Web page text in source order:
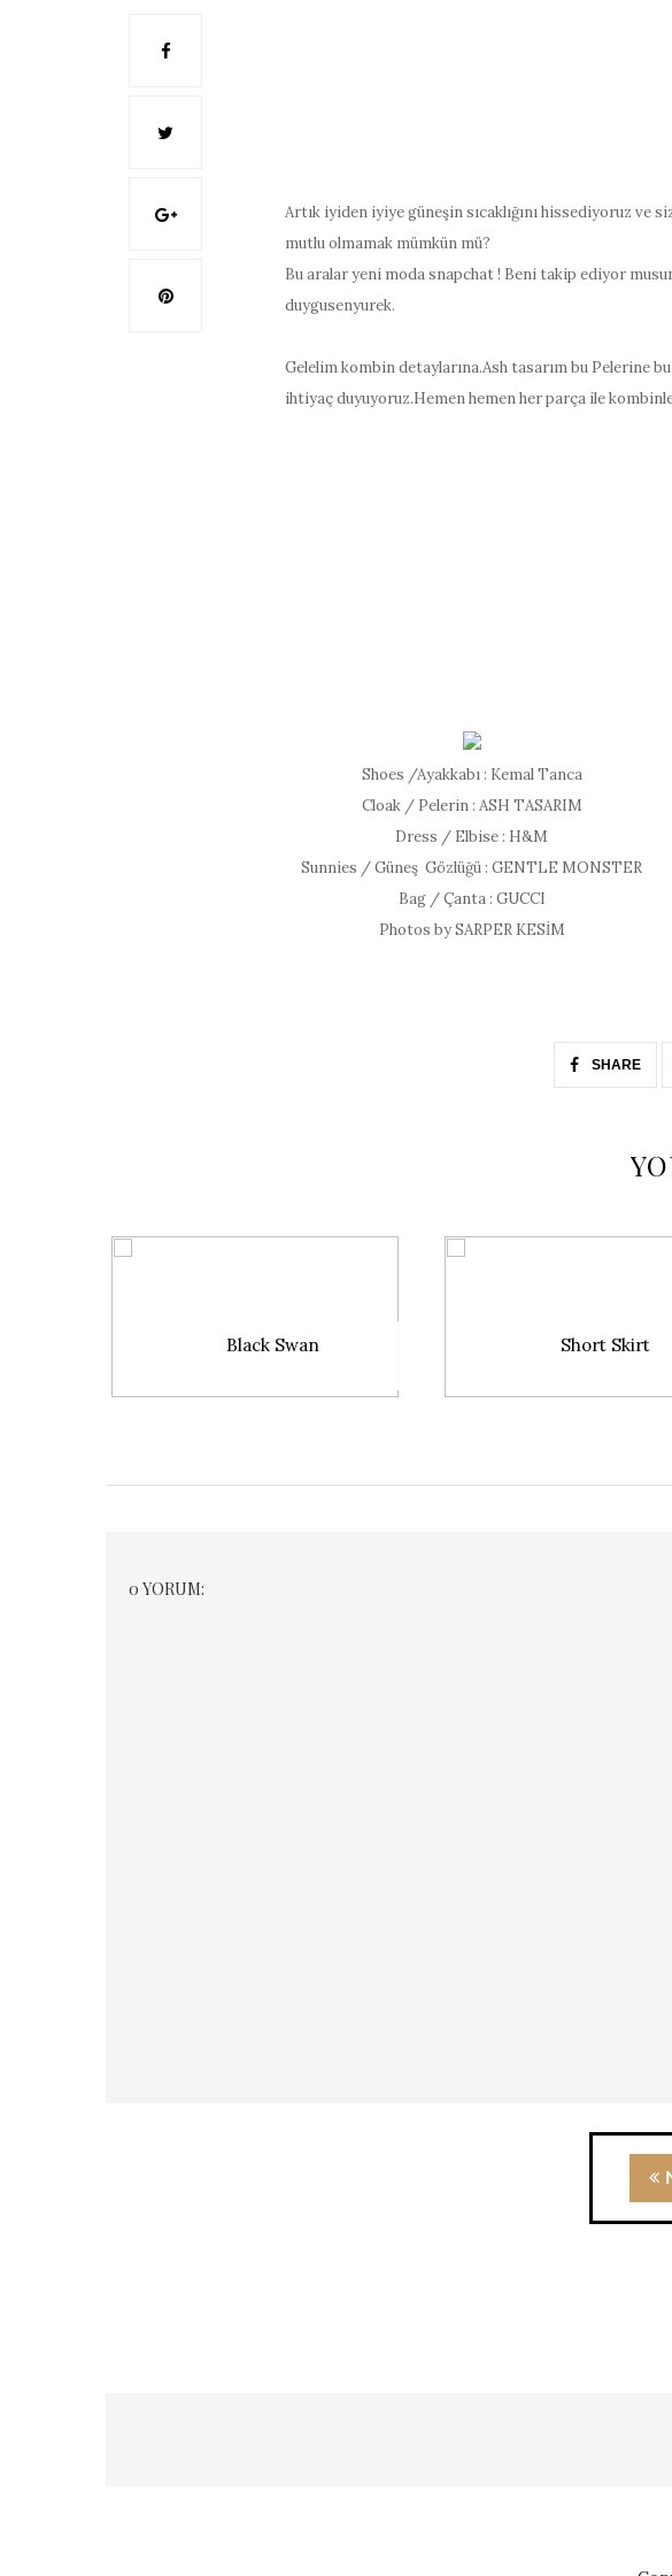
Artık iyiden iyiye güneşin sıcaklığını hissediyoruz ve
mutlu olmamak mümkün mü?
Bu aralar yeni moda snapchat ! Beni takip ediyor
duygusenyurek.
Gelelim kombin detaylarına.Ash tasarım bu Pelerine
ihtiyaç duyuyoruz.Hemen hemen her parça ile
Shoes /Ayakkabı : Kemal Tanca
Cloak / Pelerin : ASH TASARIM
Dress / Elbise : H&M
Sunnies / Güneş Gözlüğü : GENTLE MONSTER
Bag / Çanta : GUCCI
Photos by SARPER KESİM
SHARE
Black Swan Short Skirt
0 YORUM: